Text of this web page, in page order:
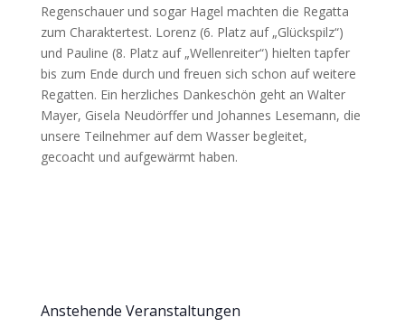
Regenschauer und sogar Hagel machten die Regatta
zum Charaktertest. Lorenz (6. Platz auf „Glückspilz“)
und Pauline (8. Platz auf „Wellenreiter“) hielten tapfer
bis zum Ende durch und freuen sich schon auf weitere
Regatten. Ein herzliches Dankeschön geht an Walter
Mayer, Gisela Neudörffer und Johannes Lesemann, die
unsere Teilnehmer auf dem Wasser begleitet,
gecoacht und aufgewärmt haben.
Anstehende Veranstaltungen